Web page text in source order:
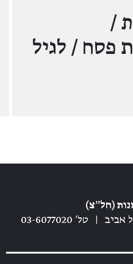
/
פסח / לגיל
(חל״צ)
טל׳ 03-6077020